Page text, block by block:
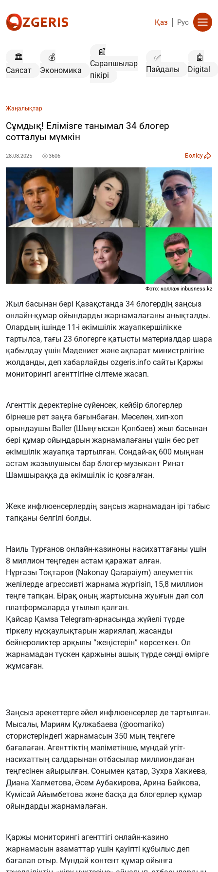
Қаз Рус
🏛️
Саясат
💰
Экономика
📰
Сарапшылар
пікірі
✅
Пайдалы
🤖
Digital
Жаңалықтар
Сұмдық! Елімізге танымал 34 блогер
сотталуы мүмкін
Фото: коллаж inbusness.kz
28.08.2025 3606 Бөлісу
Жыл басынан бері Қазақстанда 34 блогердің заңсыз
онлайн-құмар ойындарды жарнамалағаны анықталды.
Олардың ішінде 11-і әкімшілік жауапкершілікке
тартылса, тағы 23 блогерге қатысты материалдар шара
қабылдау үшін Мәдениет және ақпарат министрлігіне
жолданды, деп хабарлайды ozgeris.info сайты Қаржы
мониторингі агенттігіне сілтеме жасап.
Агенттік деректеріне сүйенсек, кейбір блогерлер
бірнеше рет заңға бағынбаған. Мәселен, хип-хоп
орындаушы Baller (Шыңғысхан Қопбаев) жыл басынан
бері құмар ойындарын жарнамалағаны үшін бес рет
әкімшілік жауапқа тартылған. Сондай-ақ 600 мыңнан
астам жазылушысы бар блогер-музыкант Ринат
Шамшыраққа да әкімшілік іс қозғалған.
Жеке инфлюенсерлердің заңсыз жарнамадан ірі табыс
тапқаны белгілі болды.
Наиль Турғанов онлайн-казиноны насихаттағаны үшін
8 миллион теңгеден астам қаражат алған.
Нұрғазы Тоқтаров (Nakonay Qarapaiym) әлеуметтік
желілерде агрессивті жарнама жүргізіп, 15,8 миллион
теңге тапқан. Бірақ оның жартысына жуығын дәл сол
платформаларда ұтылып қалған.
Қайсар Қамза Telegram-арнасында жүйелі түрде
тіркелу нұсқаулықтарын жариялап, жасанды
бейнероликтер арқылы “жеңістерін” көрсеткен. Ол
жарнамадан түскен қаржыны ашық түрде сәнді өмірге
жұмсаған.
Заңсыз әрекеттерге әйел инфлюенсерлер де тартылған.
Мысалы, Мариям Құлжабаева (@oomariko)
стористеріндегі жарнамасын 350 мың теңгеге
бағалаған. Агенттіктің мәліметінше, мұндай үгіт-
насихаттың салдарынан отбасылар миллиондаған
теңгесінен айырылған. Сонымен қатар, Зухра Хакиева,
Диана Халметова, Әсем Аубакирова, Арина Байкова,
Күмісай Айымбетова және басқа да блогерлер құмар
ойындарды жарнамалаған.
Қаржы мониторингі агенттігі онлайн-казино
жарнамасын азаматтар үшін қауіпті құбылыс деп
бағалап отыр. Мұндай контент құмар ойынға